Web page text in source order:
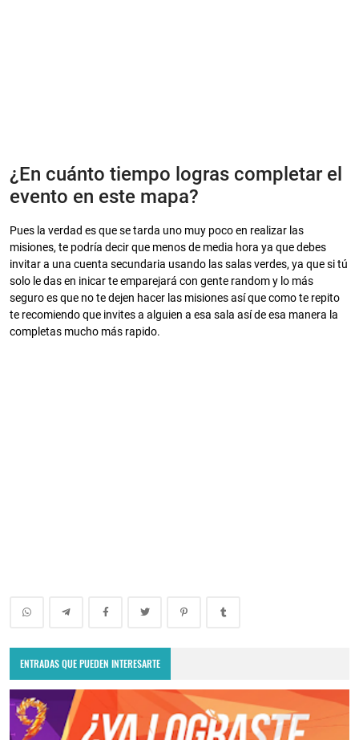
¿En cuánto tiempo logras completar el
evento en este mapa?
Pues la verdad es que se tarda uno muy poco en realizar las
misiones, te podría decir que menos de media hora ya que debes
invitar a una cuenta secundaria usando las salas verdes, ya que si tú
solo le das en inicar te emparejará con gente random y lo más
seguro es que no te dejen hacer las misiones así que como te repito
te recomiendo que invites a alguien a esa sala así de esa manera la
completas mucho más rapido.
ENTRADAS QUE PUEDEN INTERESARTE